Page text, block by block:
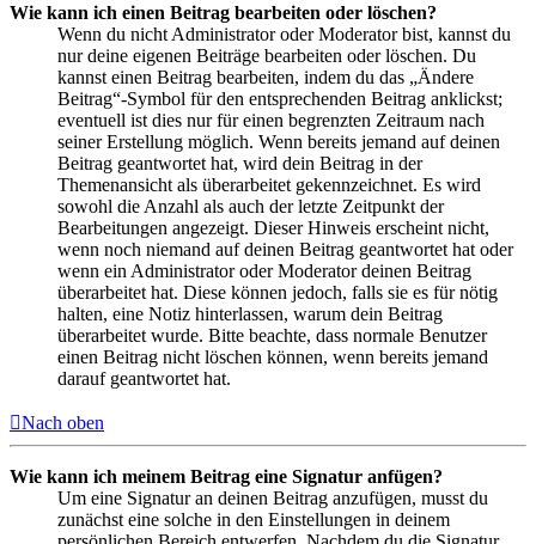
Wie kann ich einen Beitrag bearbeiten oder löschen?
Wenn du nicht Administrator oder Moderator bist, kannst du
nur deine eigenen Beiträge bearbeiten oder löschen. Du
kannst einen Beitrag bearbeiten, indem du das „Ändere
Beitrag“-Symbol für den entsprechenden Beitrag anklickst;
eventuell ist dies nur für einen begrenzten Zeitraum nach
seiner Erstellung möglich. Wenn bereits jemand auf deinen
Beitrag geantwortet hat, wird dein Beitrag in der
Themenansicht als überarbeitet gekennzeichnet. Es wird
sowohl die Anzahl als auch der letzte Zeitpunkt der
Bearbeitungen angezeigt. Dieser Hinweis erscheint nicht,
wenn noch niemand auf deinen Beitrag geantwortet hat oder
wenn ein Administrator oder Moderator deinen Beitrag
überarbeitet hat. Diese können jedoch, falls sie es für nötig
halten, eine Notiz hinterlassen, warum dein Beitrag
überarbeitet wurde. Bitte beachte, dass normale Benutzer
einen Beitrag nicht löschen können, wenn bereits jemand
darauf geantwortet hat.
Nach oben
Wie kann ich meinem Beitrag eine Signatur anfügen?
Um eine Signatur an deinen Beitrag anzufügen, musst du
zunächst eine solche in den Einstellungen in deinem